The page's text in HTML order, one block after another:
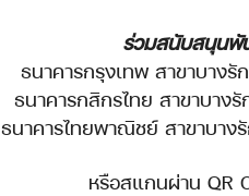
ร่วมสนับสนุนพั
ธนาคารกรุงเทพ สาขาบาง
ธนาคารกสิกรไทย สาขาบาง
ธนาคารไทยพาณิชย์ สาขาบา
หรือสแกนผ่าน QR